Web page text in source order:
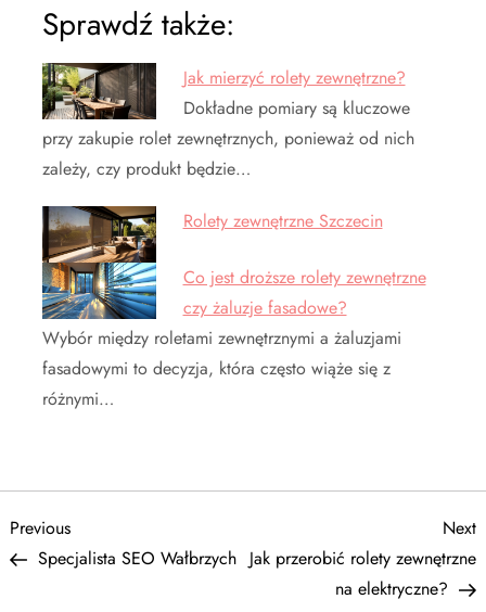
Sprawdź także:
Jak mierzyć rolety zewnętrzne?
Dokładne pomiary są kluczowe
przy zakupie rolet zewnętrznych, ponieważ od nich
zależy, czy produkt będzie…
Rolety zewnętrzne Szczecin
Co jest droższe rolety zewnętrzne
czy żaluzje fasadowe?
Wybór między roletami zewnętrznymi a żaluzjami
fasadowymi to decyzja, która często wiąże się z
różnymi…
N
Previous
Post
Previous
Specjalista SEO Wałbrzych
Next
Jak przerobić rolety zewnętrzne
na elektryczne?